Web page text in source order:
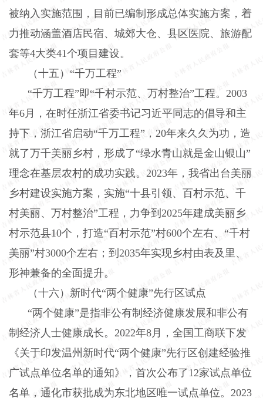
被纳入实施范围，目前已编制形成总体实施方案，着
力推动涵盖酒店民宿、城郊大仓、县区医院、旅游配
套等4大类41个项目建设。
（十五）“千万工程”
“千万工程”即“千村示范、万村整治”工程。 2003
年6 月，在时任浙江省委书记习近平同志的倡导和主
持下，浙江省启动“千万工程”， 20年来久久为功，造
就了万千美丽乡村，形成了“绿水青山就是金山银山”
理念在基层农村的成功实践。 2023年，我省出台美丽
乡村建设实施方案，实施“十县引领、百村示范、千
村美丽、万村整治”工程，力争到 2025年建成美丽乡
村示范县10个，打造“百村示范”村600个左右、“千村
美丽”村3000个左右；到 2035年实现乡村由表及里、
形神兼备的全面提升。
（十六）新时代“两个健康”先行区试点
“两个健康”是指非公有制经济健康发展和非公有
制经济人士健康成长。 2022年8 月，全国工商联下发
《关于印发温州新时代“两个健康”先行区创建经验推
广试点单位名单的通知》，首次公布了12家试点单位
名单，通化市获批成为东北地区唯一试点单位。 2023